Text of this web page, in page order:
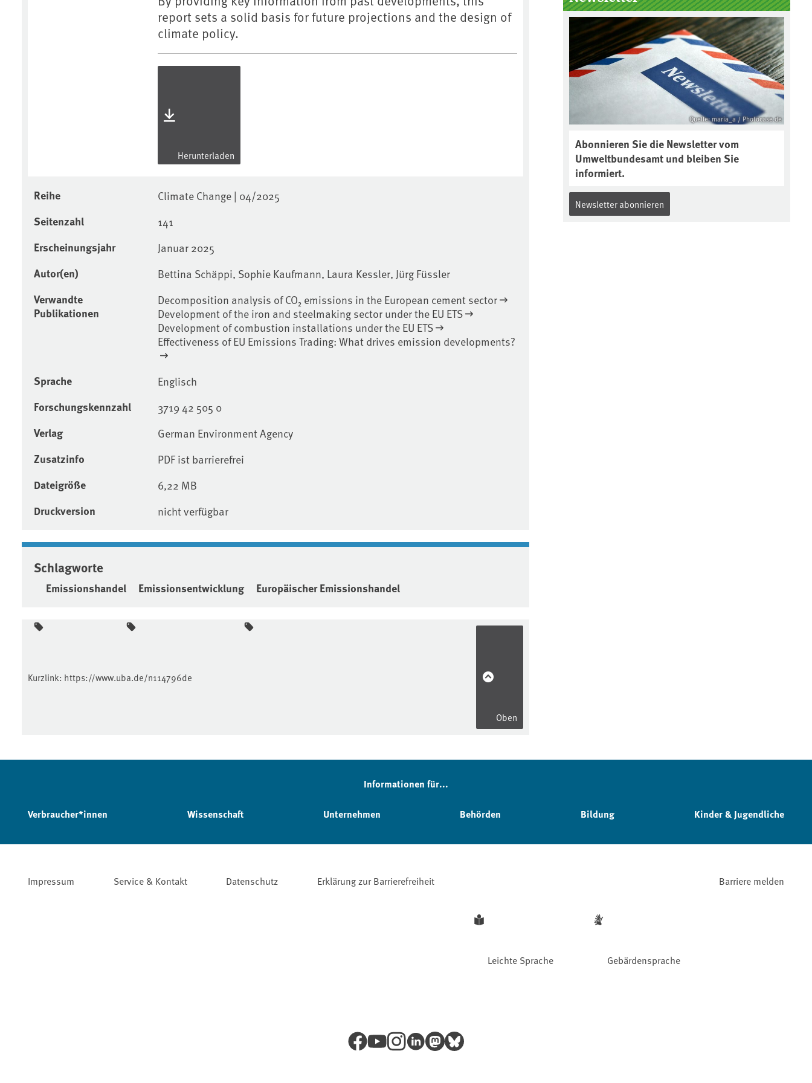
report sets a solid basis for future projections and the design of
climate policy.
Herunterladen
Reihe Climate Change | 04/2025
Seitenzahl 141
Erscheinungsjahr Januar 2025
Autor(en) Bettina Schäppi, Sophie Kaufmann, Laura Kessler, Jürg Füssler
Verwandte
Publikationen
Decomposition analysis of CO₂ emissions in the European cement sector
Development of the iron and steelmaking sector under the EU ETS
Development of combustion installations under the EU ETS
Effectiveness of EU Emissions Trading: What drives emission developments?
Sprache Englisch
Forschungskennzahl 3719 42 505 0
Verlag German Environment Agency
Zusatzinfo PDF ist barrierefrei
Dateigröße 6,22 MB
Druckversion nicht verfügbar
Schlagworte
Emissionshandel Emissionsentwicklung Europäischer Emissionshandel
Boden des Jahres ausgewählt und
was passiert eigentlich während
eines solchen Bodenjahres? Infos
dazu gibt es im aktuellen Podcast
„Soilcast“. Jetzt reinhören:
https://soilcast.de/interview/sc20
2-interview-die-kuer-der-krume/
Quelle: maria_a / Photocase.de
Abonnieren Sie die Newsletter vom
Umweltbundesamt und bleiben Sie
informiert.
Newsletter abonnieren
Kurzlink: https://www.uba.de/n114796de
Oben
Informationen für...
Verbraucher*innen Wissenschaft Unternehmen Behörden Bildung Kinder & Jugendliche
Impressum Service & Kontakt Datenschutz Erklärung zur Barrierefreiheit
Leichte Sprache Gebärdensprache
Barriere melden